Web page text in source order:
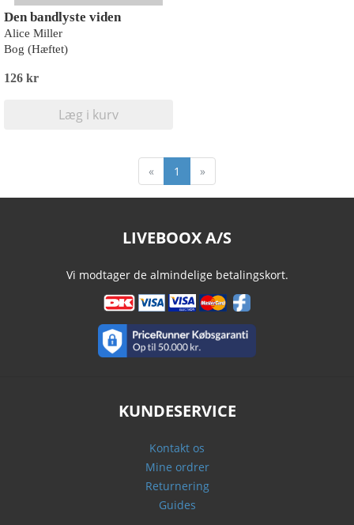
Den bandlyste viden
Alice Miller
Bog (Hæftet)
126 kr
Læg i kurv
« 1 »
LIVEBOOX A/S
Vi modtager de almindelige betalingskort.
KUNDESERVICE
Kontakt os
Mine ordrer
Returnering
Guides